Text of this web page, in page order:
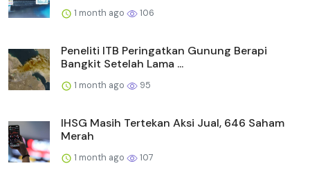
1 month ago 106
Peneliti ITB Peringatkan Gunung Berapi
Bangkit Setelah Lama ...
1 month ago 95
IHSG Masih Tertekan Aksi Jual, 646 Saham
Merah
1 month ago 107